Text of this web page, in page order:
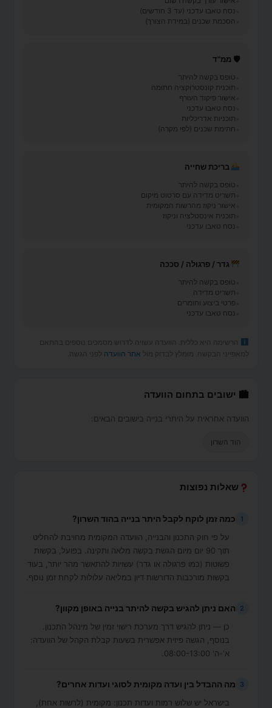
נסח טאבו עדכני (עד 3 חודשים)
הסכמת שכנים (במידת הצורך)
🛡 ממ"ד
טופס בקשה להיתר
תוכנית קונסטרוקציה חתומה
אישור פיקוד העורף
נסח טאבו עדכני
תוכניות אדריכליות
חתימת שכנים (לפי מקרה)
בריכת שחייה
טופס בקשה להיתר
תשריט מדידה עם סרטוט מיקום
אישור ניקוז מהרשות המקומית
תוכנית אינסטלציה וניקוז
נסח טאבו עדכני
גדר / פרגולה / סככה
טופס בקשה להיתר
תשריט מדידה
פרטי ביצוע וחומרים
נסח טאבו עדכני
הרשימה היא כללית. הוועדה עשויה לדרוש מסמכים נוספים בהתאם
למאפייני הבקשה. מומלץ לבדוק מול אתר הוועדה לפני הגשה.
🏙 ישובים בתחום הוועדה
הוועדה אחראית על היתרי בנייה בישובים הבאים:
הוד השרון
שאלות נפוצות
1 כמה זמן לוקח לקבל היתר בנייה בהוד השרון?
על פי חוק התכנון והבנייה, הוועדה המקומית מחויבת להחליט
תוך 90 יום מיום הגשת בקשה מלאה ותקינה. בפועל, בקשות
פשוטות (כמו פרגולה או גדר) עשויות להתאשר מהר יותר, בעוד
בקשות מורכבות הדורשות דיון במליאה עלולות לקחת זמן נוסף.
2 האם ניתן להגיש בקשה להיתר בנייה באופן מקוון?
כן — ניתן להגיש דרך מערכת רישוי זמין של מינהל התכנון.
בנוסף, הגשה פיזית אפשרית בשעות קבלת הקהל של הוועדה:
א'-ה' 08:00-13:00.
3 מה ההבדל בין ועדה מקומית לסוגי ועדות אחרים?
בישראל יש שלוש רמות ועדות תכנון: מקומית (לרשות אחת),